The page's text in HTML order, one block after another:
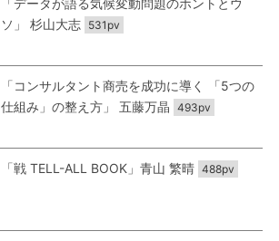
ソ」 杉山大志 531pv
「コンサルタント商売を成功に導く 「5つの
仕組み」の整え方」 五藤万晶 493pv
「戦 TELL-ALL BOOK」青山 繁晴 488pv